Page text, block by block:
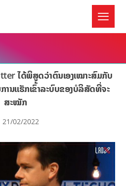
ໄດ້ພິສູດວ່າຕົນເອງເໝາະສົມກັບ
ານແຮັກເຂົ້າລະບົບຂອງບໍລິສັດທີ່ຈະ
ສະໝັກ
21/02/2022